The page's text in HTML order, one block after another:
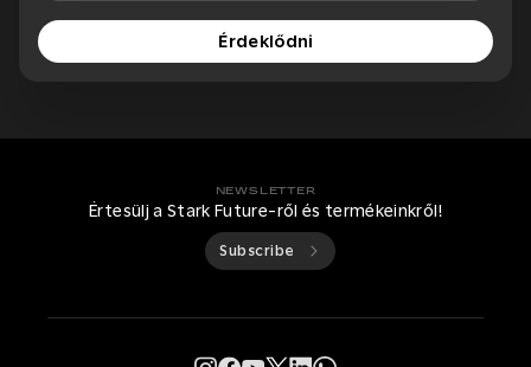
Érdeklődni
NEWSLETTER
Értesülj a Stark Future-ről és termékeinkről!
Subscribe